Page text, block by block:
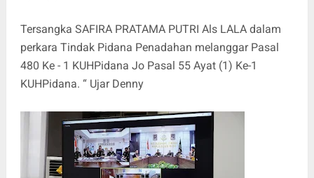
Tersangka SAFIRA PRATAMA PUTRI Als LALA dalam
perkara Tindak Pidana Penadahan melanggar Pasal
480 Ke - 1 KUHPidana Jo Pasal 55 Ayat (1) Ke-1
KUHPidana. “ Ujar Denny